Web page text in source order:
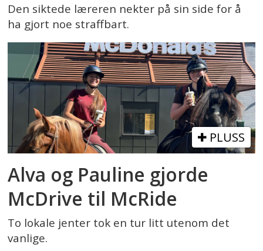
Den siktede læreren nekter på sin side for å
ha gjort noe straffbart.
PLUSS
Alva og Pauline gjorde
McDrive til McRide
To lokale jenter tok en tur litt utenom det
vanlige.